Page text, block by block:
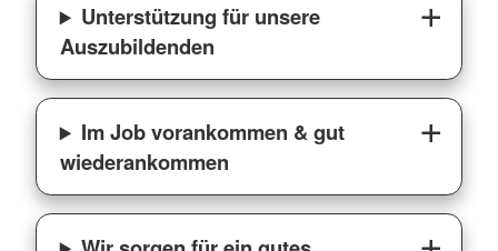
Unterstützung für unsere
Auszubildenden
Im Job vorankommen & gut
wiederankommen